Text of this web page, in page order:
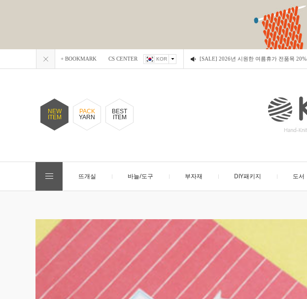
+ BOOKMARK CS CENTER KOR [SALE] 2026년 시원한 여름휴가 전품목 20%..
NEW
ITEM
PACK
YARN
BEST
ITEM
뜨개실 바늘/도구 부자재 DIY패키지 도서